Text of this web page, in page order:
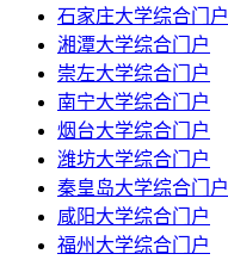
石家庄大学综合门户
湘潭大学综合门户
崇左大学综合门户
南宁大学综合门户
烟台大学综合门户
潍坊大学综合门户
秦皇岛大学综合门户
咸阳大学综合门户
福州大学综合门户